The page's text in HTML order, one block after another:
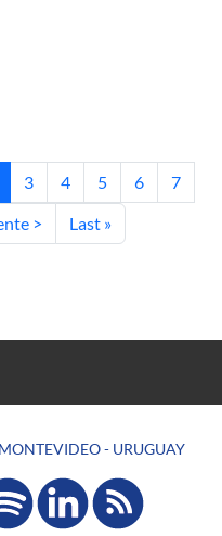
actual
Página
3 Página
4 Página
5 Página
6 Página
7
página
> Última página
Last »
- URUGUAY